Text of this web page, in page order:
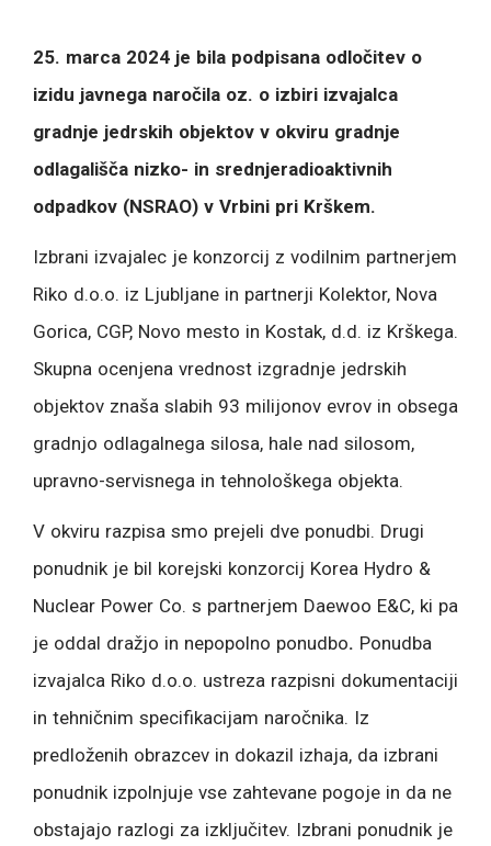
25. marca 2024 je bila podpisana odločitev o
izidu javnega naročila oz. o izbiri izvajalca
gradnje jedrskih objektov v okviru gradnje
odlagališča nizko- in srednjeradioaktivnih
odpadkov (NSRAO) v Vrbini pri Krškem.
Izbrani izvajalec je konzorcij z vodilnim partnerjem
Riko d.o.o. iz Ljubljane in partnerji Kolektor, Nova
Gorica, CGP, Novo mesto in Kostak, d.d. iz Krškega.
Skupna ocenjena vrednost izgradnje jedrskih
objektov znaša slabih 93 milijonov evrov in obsega
gradnjo odlagalnega silosa, hale nad silosom,
upravno-servisnega in tehnološkega objekta.
V okviru razpisa smo prejeli dve ponudbi. Drugi
ponudnik je bil korejski konzorcij Korea Hydro &
Nuclear Power Co. s partnerjem Daewoo E&C, ki pa
je oddal dražjo in nepopolno ponudbo. Ponudba
izvajalca Riko d.o.o. ustreza razpisni dokumentaciji
in tehničnim specifikacijam naročnika. Iz
predloženih obrazcev in dokazil izhaja, da izbrani
ponudnik izpolnjuje vse zahtevane pogoje in da ne
obstajajo razlogi za izključitev. Izbrani ponudnik je